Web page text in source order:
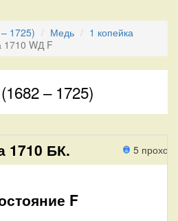
1725) Медь
1 копейка
1710 WД F
– 1725)
5
1710 БК.
F